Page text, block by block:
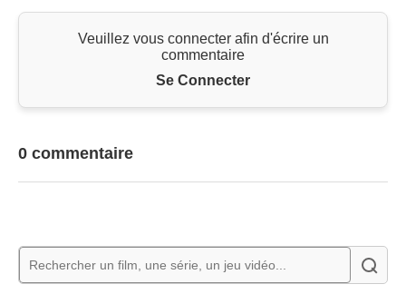
Veuillez vous connecter afin d'écrire un
commentaire
Se Connecter
0 commentaire